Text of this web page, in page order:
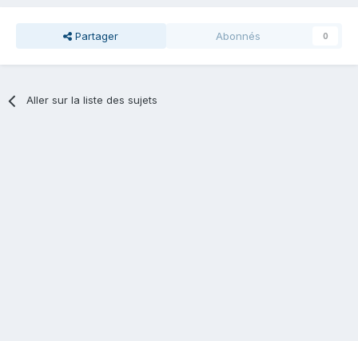
Partager Abonnés 0
Aller sur la liste des sujets